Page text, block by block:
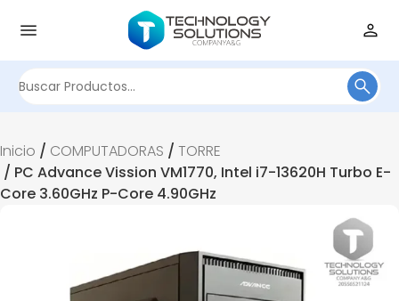
Inicio / COMPUTADORAS / TORRE
/ PC Advance Vission VM1770, Intel i7-13620H Turbo E-
Core 3.60GHz P-Core 4.90GHz